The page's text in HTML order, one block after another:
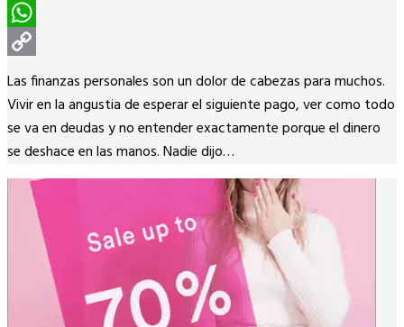
Pinterest
WhatsApp
Copy
Link
Las finanzas personales son un dolor de cabezas para muchos.
Vivir en la angustia de esperar el siguiente pago, ver como todo
se va en deudas y no entender exactamente porque el dinero
se deshace en las manos. Nadie dijo…